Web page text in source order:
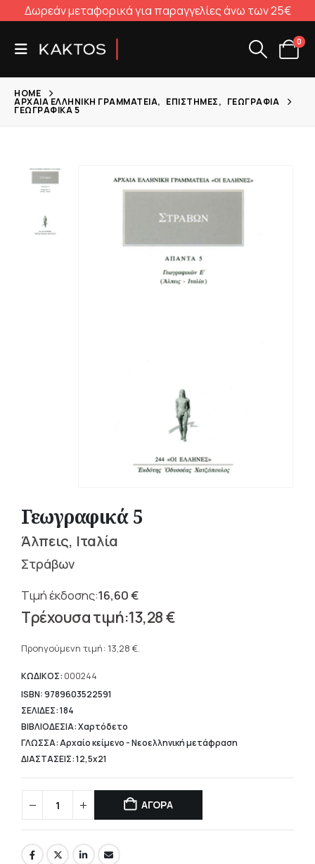
Δωρεάν μεταφορικά για παραγγελίες άνω των 25€
0
HOME
ΑΡΧΑΊΑ ΕΛΛΗΝΙΚΉ ΓΡΑΜΜΑΤΕΊΑ, ΕΠΙΣΤΉΜΕΣ, ΓΕΩΓΡΑΦΊΑ
ΓΕΩΓΡΑΦΙΚΆ 5
Γεωγραφικά 5
Άλπεις, Ιταλία
Στράβων
16,60€
Original
price
16,60 €.
13,28€
τρέχουσα
είναι:
13,28 €.
Προηγούμενη τιμή: 13,28 €.
ΚΩΔΙΚΟΣ: 000244
ISBN: 9789603522591
ΣΕΛΙΔΕΣ: 184
ΒΙΒΛΙΟΔΕΣΙΑ: Χαρτόδετο
ΓΛΩΣΣΑ: Αρχαίο κείμενο - Νεοελληνική μετάφραση
ΔΙΑΣΤΑΣΕΙΣ: 12,5x21
ΑΓΟΡΑ